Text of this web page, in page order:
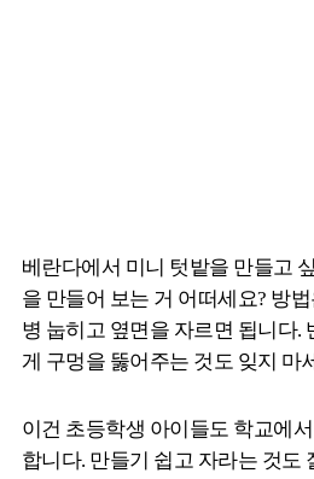
베란다에서 미니 텃밭을 만들고
을 만들어 보는 거 어떠세요? 방
병 눕히고 옆면을 자르면 됩니다.
게 구멍을 뚫어주는 것도 잊지 마
이건 초등학생 아이들도 학교에
합니다. 만들기 쉽고 자라는 것도